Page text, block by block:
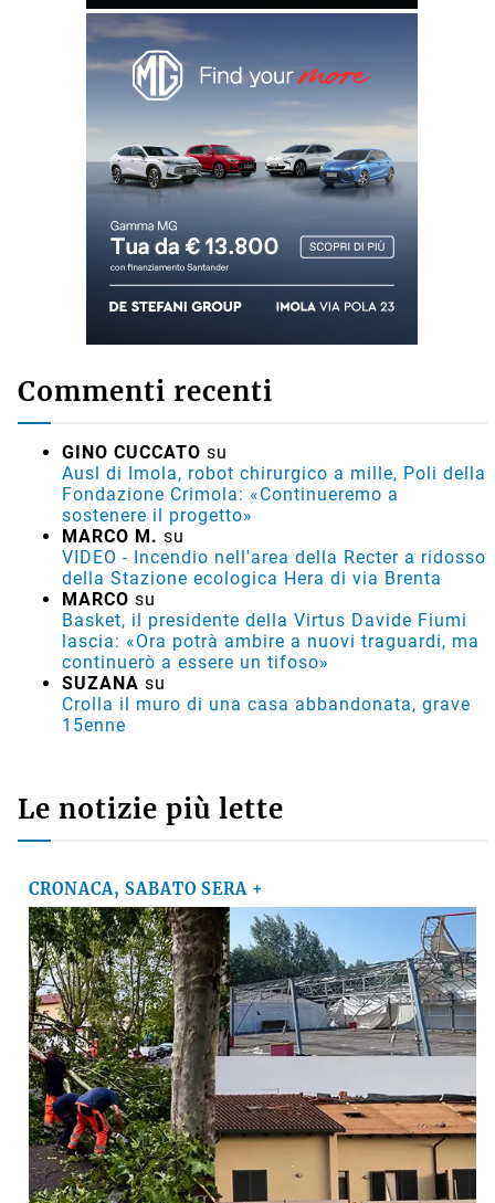
Commenti recenti
GINO CUCCATO su
Ausl di Imola, robot chirurgico a mille, Poli della
Fondazione Crimola: «Continueremo a
sostenere il progetto»
MARCO M. su
VIDEO - Incendio nell'area della Recter a ridosso
della Stazione ecologica Hera di via Brenta
MARCO su
Basket, il presidente della Virtus Davide Fiumi
lascia: «Ora potrà ambire a nuovi traguardi, ma
continuerò a essere un tifoso»
SUZANA su
Crolla il muro di una casa abbandonata, grave
15enne
Le notizie più lette
CRONACA, SABATO SERA +